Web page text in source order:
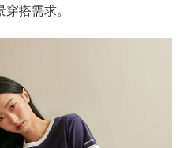
搭需求。